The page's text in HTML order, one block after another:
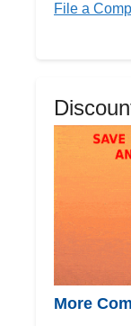
File a
More